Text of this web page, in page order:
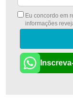
Eu concordo em
informações